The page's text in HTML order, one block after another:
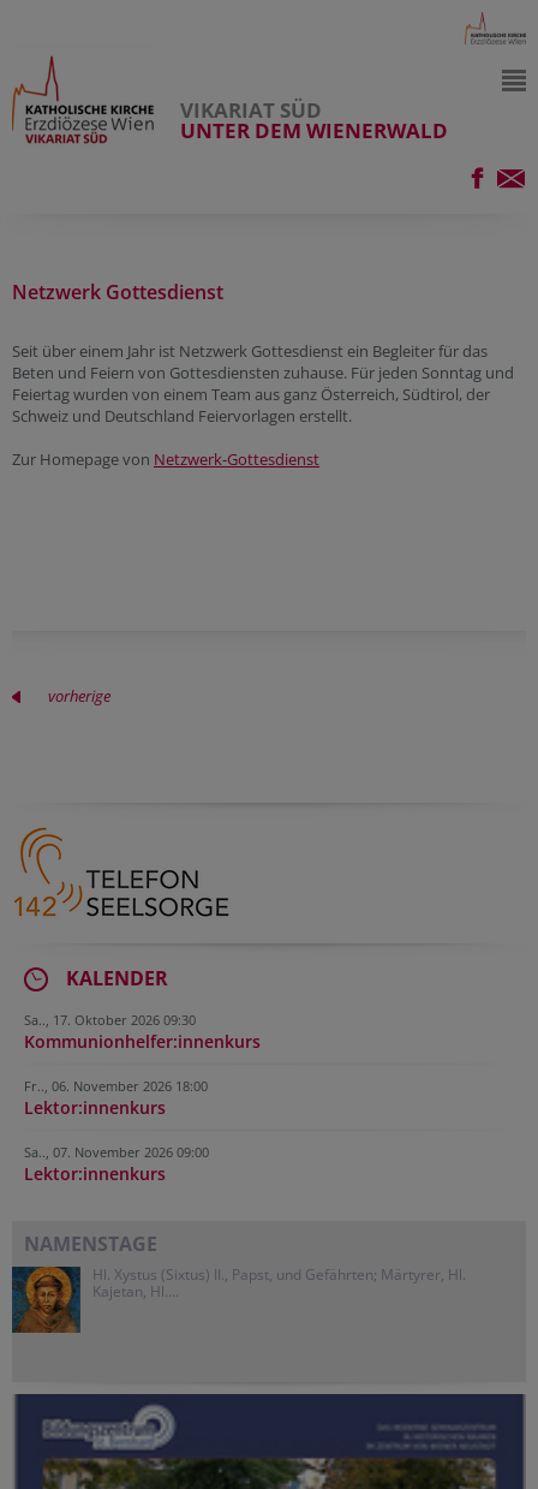
VIKARIAT SÜD
UNTER DEM WIENERWALD
Netzwerk Gottesdienst
Seit über einem Jahr ist Netzwerk Gottesdienst ein Begleiter für das
Beten und Feiern von Gottesdiensten zuhause. Für jeden Sonntag und
Feiertag wurden von einem Team aus ganz Österreich, Südtirol, der
Schweiz und Deutschland Feiervorlagen erstellt.
Zur Homepage von Netzwerk-Gottesdienst
vorherige
KALENDER
Sa.., 17. Oktober 2026 09:30
Kommunionhelfer:innenkurs
Fr.., 06. November 2026 18:00
Lektor:innenkurs
Sa.., 07. November 2026 09:00
Lektor:innenkurs
NAMENSTAGE
Hl. Xystus (Sixtus) II., Papst, und Gefährten; Märtyrer, Hl.
Kajetan, Hl....